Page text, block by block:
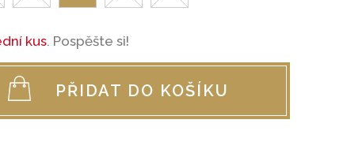
kus. Pospěšte si!
PŘIDAT DO KOŠÍKU